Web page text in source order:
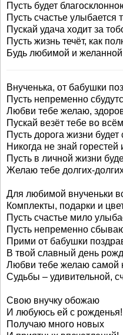
Пусть будет
Пусть счастье улыбается
Пускай удача ходит за
Пусть жизнь течёт, как
Будь любимой и желанной
Внученька, от бабушки
Пусть непременно
Любви тебе желаю,
Пускай везёт тебе во
Пусть дорога жизни будет
Никогда не знай горестей
Пусть в личной жизни
Желаю тебе долгих-долгих
Для любимой внученьки
Комплекты, подарки и
Пусть счастье мило
Пусть непременно
Прими от бабушки
В твой славный день
Любви тебе желаю самой
Судьбы – удивительной,
Свою внучку обожаю
И любуюсь ей с рожденья!
Получаю много новых